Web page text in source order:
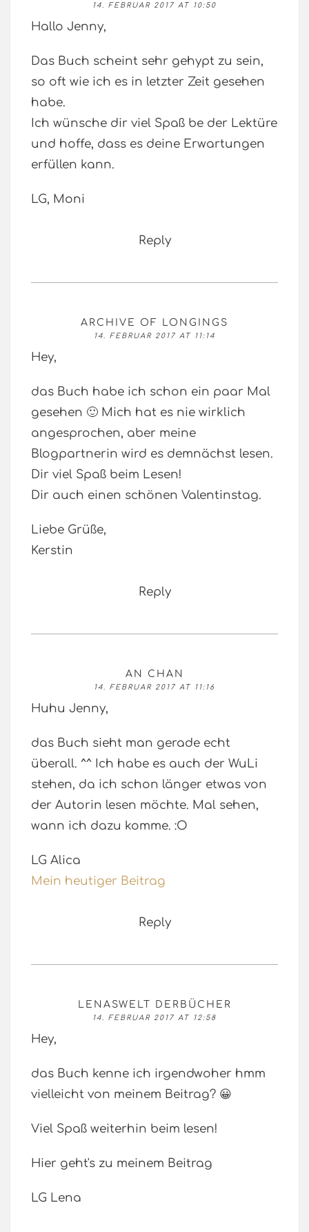
14. FEBRUAR 2017 AT 10:50
Hallo Jenny,
Das Buch scheint sehr gehypt zu sein,
so oft wie ich es in letzter Zeit gesehen
habe.
Ich wünsche dir viel Spaß be der Lektüre
und hoffe, dass es deine Erwartungen
erfüllen kann.
LG, Moni
Reply
ARCHIVE OF LONGINGS
14. FEBRUAR 2017 AT 11:14
Hey,
das Buch habe ich schon ein paar Mal
gesehen 🙂 Mich hat es nie wirklich
angesprochen, aber meine
Blogpartnerin wird es demnächst lesen.
Dir viel Spaß beim Lesen!
Dir auch einen schönen Valentinstag.
Liebe Grüße,
Kerstin
Reply
AN CHAN
14. FEBRUAR 2017 AT 11:16
Huhu Jenny,
das Buch sieht man gerade echt
überall. ^^ Ich habe es auch der WuLi
stehen, da ich schon länger etwas von
der Autorin lesen möchte. Mal sehen,
wann ich dazu komme. :O
LG Alica
Mein heutiger Beitrag
Reply
LENASWELT DERBÜCHER
14. FEBRUAR 2017 AT 12:58
Hey,
das Buch kenne ich irgendwoher hmm
vielleicht von meinem Beitrag? 😀
Viel Spaß weiterhin beim lesen!
Hier geht's zu meinem Beitrag
LG Lena